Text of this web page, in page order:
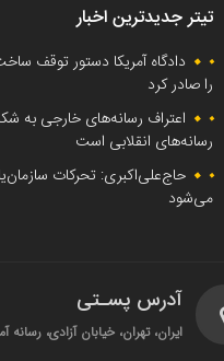
تیتر جدیدترین اخبار
را صادر کرد
اعتراف رسانه‌های خارجی
رسانه‌های انقلابی است
حاج‌علی‌اکبری: تحرکات
می‌شود
آدرس پسـتی
ایران، تهران، خیابان آزادی،